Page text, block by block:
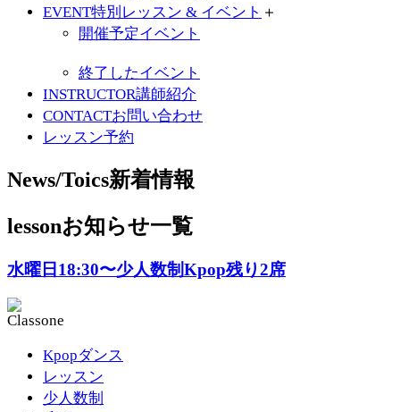
EVENT特別レッスン & イベント ＋
開催予定イベント
終了したイベント
INSTRUCTOR講師紹介
CONTACTお問い合わせ
レッスン予約
News/Toics新着情報
lessonお知らせ一覧
水曜日18:30〜少人数制Kpop残り2席
Kpopダンス
レッスン
少人数制